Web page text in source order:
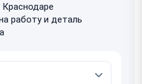
работу и деталь